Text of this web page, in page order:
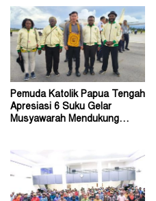
Pemuda Katolik Papua Tengah
Apresiasi 6 Suku Gelar
Musyawarah Mendukung